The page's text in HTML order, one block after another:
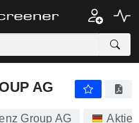
AG
Group AG Aktien